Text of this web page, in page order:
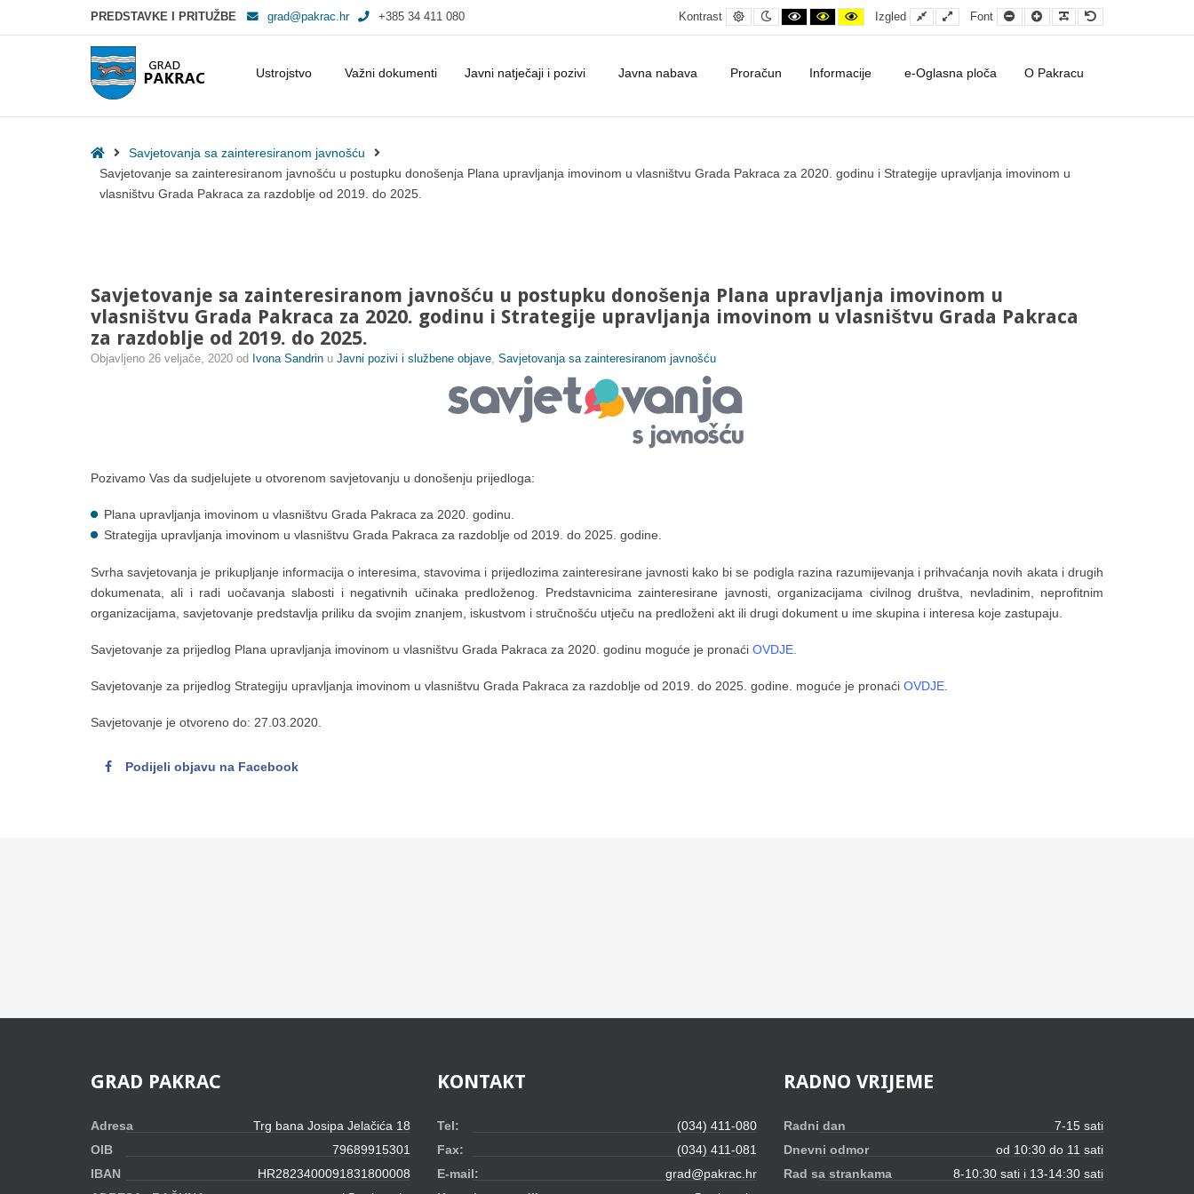
PREDSTAVKE I PRITUŽBE grad@pakrac.hr +385 34 411 080 Kontrast Default contrast
Night contrast
Black and White contrast
Black and Yellow contrast
Yellow and Black contrast
Izgled Fixed layout
Wide layout
Font Smaller Font
Larger FontReadable Font
Ustrojstvo Važni dokumenti Javni natječaji i pozivi Javna nabava Proračun Informacije e-Oglasna ploča O Pakracu
HomeSavjetovanja sa zainteresiranom javnošću
Savjetovanje sa zainteresiranom javnošću u postupku donošenja Plana upravljanja imovinom u vlasništvu Grada Pakraca za 2020. godinu i Strategije upravljanja imovinom u
vlasništvu Grada Pakraca za razdoblje od 2019. do 2025.
Savjetovanje sa zainteresiranom javnošću u postupku donošenja Plana upravljanja imovinom u
vlasništvu Grada Pakraca za 2020. godinu i Strategije upravljanja imovinom u vlasništvu Grada Pakraca
za razdoblje od 2019. do 2025.
Objavljeno 26 veljače, 2020 od Ivona Sandrin u Javni pozivi i službene objave, Savjetovanja sa zainteresiranom javnošću
Pozivamo Vas da sudjelujete u otvorenom savjetovanju u donošenju prijedloga:
Plana upravljanja imovinom u vlasništvu Grada Pakraca za 2020. godinu.
Strategija upravljanja imovinom u vlasništvu Grada Pakraca za razdoblje od 2019. do 2025. godine.
Svrha savjetovanja je prikupljanje informacija o interesima, stavovima i prijedlozima zainteresirane javnosti kako bi se podigla razina razumijevanja i prihvaćanja novih akata i drugih
dokumenata, ali i radi uočavanja slabosti i negativnih učinaka predloženog. Predstavnicima zainteresirane javnosti, organizacijama civilnog društva, nevladinim, neprofitnim
organizacijama, savjetovanje predstavlja priliku da svojim znanjem, iskustvom i stručnošću utječu na predloženi akt ili drugi dokument u ime skupina i interesa koje zastupaju.
Savjetovanje za prijedlog Plana upravljanja imovinom u vlasništvu Grada Pakraca za 2020. godinu moguće je pronaći OVDJE.
Savjetovanje za prijedlog Strategiju upravljanja imovinom u vlasništvu Grada Pakraca za razdoblje od 2019. do 2025. godine. moguće je pronaći OVDJE
Savjetovanje je otvoreno do: 27.03.2020.
Podijeli objavu na Facebook
GRAD PAKRAC
Adresa
Trg bana Josipa Jelačića 18
OIB
79689915301
IBAN
HR2823400091831800008
KONTAKT
Tel:
(034) 411-080
Fax:
(034) 411-081
E-mail:
grad@pakrac.hr
RADNO VRIJEME
Radni dan
7-15 sati
Dnevni odmor
od 10:30 do 11 sati
Rad sa strankama
8-10:30 sati i 13-14:30 sati